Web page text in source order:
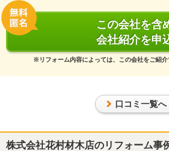
が、丁寧に対応していただきました。
内窓をつけたことによりリフォーム前よ
快適に過ごせるようになりました。
この会社に決めた理由
実家のリフォームで探していたところ、
が親身になって話を聞いてくださりここ
ると思いお願いしました。
リフォーム会社からの返答
この会社を含
会社紹介を申
※リフォーム内容によっては、この会社をご紹介
口コミ一覧へ
株式会社花村材木店のリフォーム事